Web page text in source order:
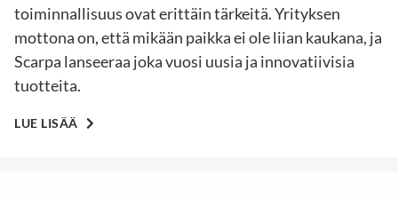
toiminnallisuus ovat erittäin tärkeitä. Yrityksen
mottona on, että mikään paikka ei ole liian kaukana, ja
Scarpa lanseeraa joka vuosi uusia ja innovatiivisia
tuotteita.
LUE LISÄÄ